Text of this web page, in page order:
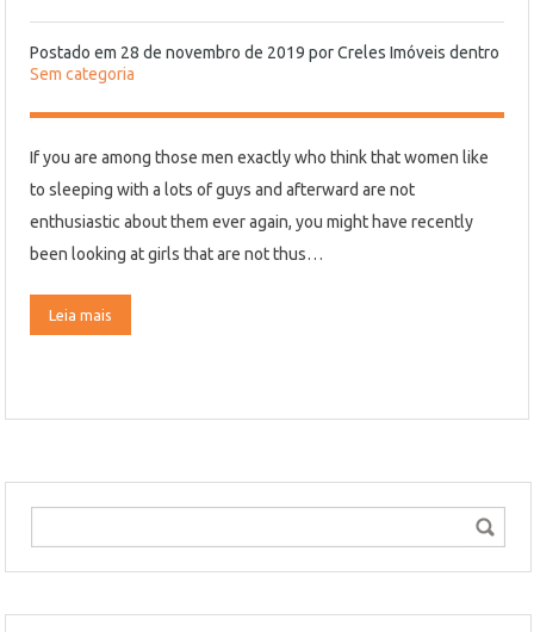
Postado em 28 de novembro de 2019 porCreles Imóveis dentro
Sem categoria
If you are among those men exactly who think that women like
to sleeping with a lots of guys and afterward are not
enthusiastic about them ever again, you might have recently
been looking at girls that are not thus…
Leia mais